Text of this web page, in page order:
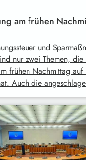
am frühen
und
nur zwei Themen,
frühen Nachmittag auf
Auch die